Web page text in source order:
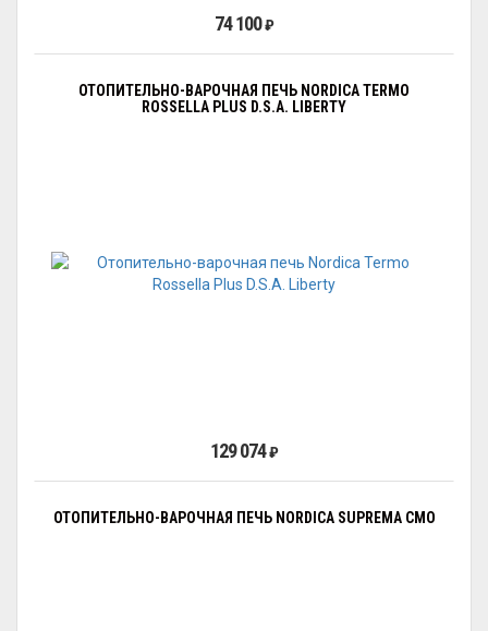
74 100₽
ОТОПИТЕЛЬНО-ВАРОЧНАЯ ПЕЧЬ NORDICA TERMO
ROSSELLA PLUS D.S.A. LIBERTY
129 074₽
ОТОПИТЕЛЬНО-ВАРОЧНАЯ ПЕЧЬ NORDICA SUPREMA CMO